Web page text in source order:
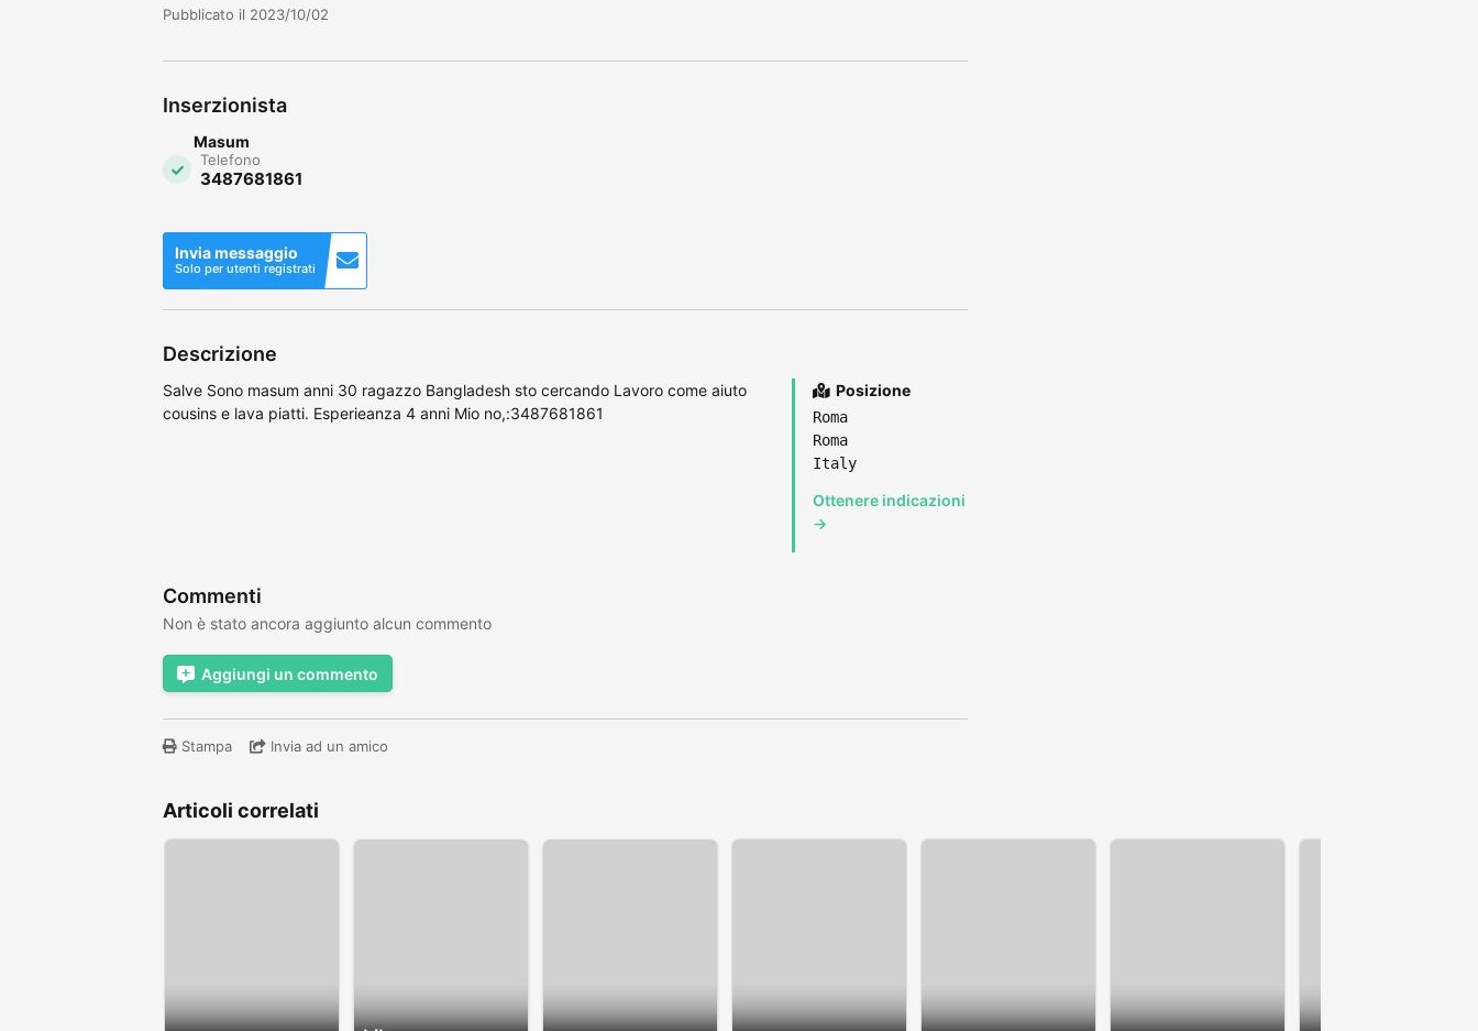
Pubblicato il 2023/10/02
Inserzionista
Masum
Telefono
3487681861
Invia messaggio
Solo per utenti registrati
Descrizione
Salve Sono masum anni 30 ragazzo Bangladesh sto cercando Lavoro come aiuto
cousins e lava piatti. Esperieanza 4 anni Mio no,:3487681861
Posizione
Roma
Roma
Italy
Ottenere indicazioni
→
Commenti
Non è stato ancora aggiunto alcun commento
Aggiungi un commento
Stampa Invia ad un amico
Articoli correlati